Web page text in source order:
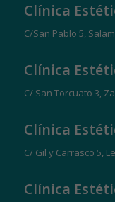
Clínica
C/San Pablo 5,
Clínica
C/ San Torcuato 3,
Clínica
C/ Gil y Carrasco 5,
Clínica